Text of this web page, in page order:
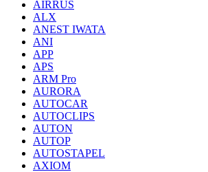
AIRRUS
ALX
ANEST IWATA
ANI
APP
APS
ARM Pro
AURORA
AUTOCAR
AUTOCLIPS
AUTON
AUTOP
AUTOSTAPEL
AXIOM